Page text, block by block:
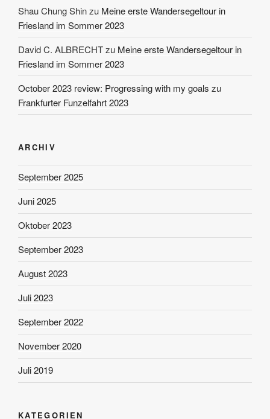
Shau Chung Shinzu Meine erste Wandersegeltour in
Friesland im Sommer 2023
David C. ALBRECHTzu Meine erste Wandersegeltour in
Friesland im Sommer 2023
October 2023 review: Progressing with my goals zu
Frankfurter Funzelfahrt 2023
ARCHIV
September 2025
Juni 2025
Oktober 2023
September 2023
August 2023
Juli 2023
September 2022
November 2020
Juli 2019
KATEGORIEN